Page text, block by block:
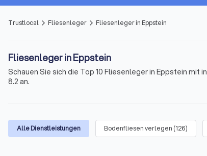
Trustlocal arrow_forward_ios Fliesenleger arrow_forward_ios Fliesenleger in Eppstein
Fliesenleger in Eppstein
Schauen Sie sich die Top 10 Fliesenleger in Eppstein
8.2 an.
Alle Dienstleistungen Bodenfliesen verlegen (126)